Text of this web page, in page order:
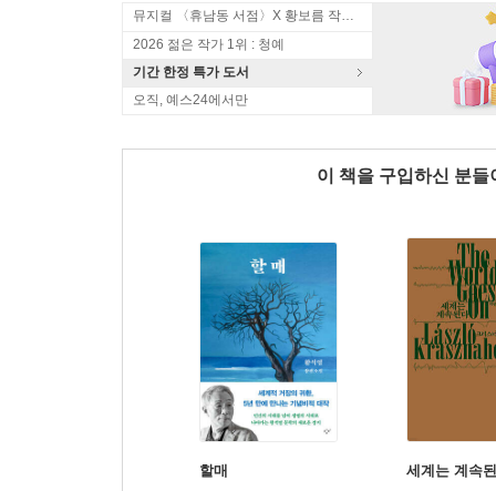
뮤지컬 〈휴남동 서점〉X 황보름 작가 북토크
2026 젊은 작가 1위 : 청예
기간 한정 특가 도서
오직, 예스24에서만
이 책을 구입하신 분
할매 세계는 계속